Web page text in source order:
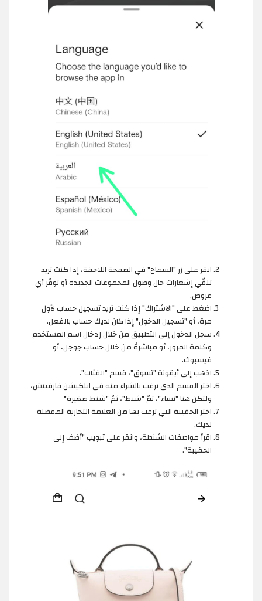
انقر على زر "السماح" في الصفحة اللاحقة، إذا كنت تريد
تلقّي إشعارات حال وصول المجموعات الجديدة أو توفّر أي
عروض.
اضغط على "الاشتراك" إذا كنت تريد تسجيل حساب لأول
مرة، أو "تسجيل الدخول" إذا كان لديك حساب بالفعل.
سجل الدخول إلى التطبيق من خلال إدخال اسم المستخدم
وكلمة المرور، أو مباشرةً من خلال حساب جوجل، أو
فيسبوك.
اذهب إلى أيقونة "تسوق"، قسم "الفئات".
اختر القسم الذي ترغب بالشراء منه في ابلكيشن فارفيتش،
ولتكن هنا "نساء"، ثمّ "شنط"، ثمّ "شنط صغيرة"
اختر الحقيبة التي ترغب بها من العلامة التجارية المفضلة
لديك.
اقرأ مواصفات الشنطة، وانقر على تبويب "أضف إلى
الحقيبة".